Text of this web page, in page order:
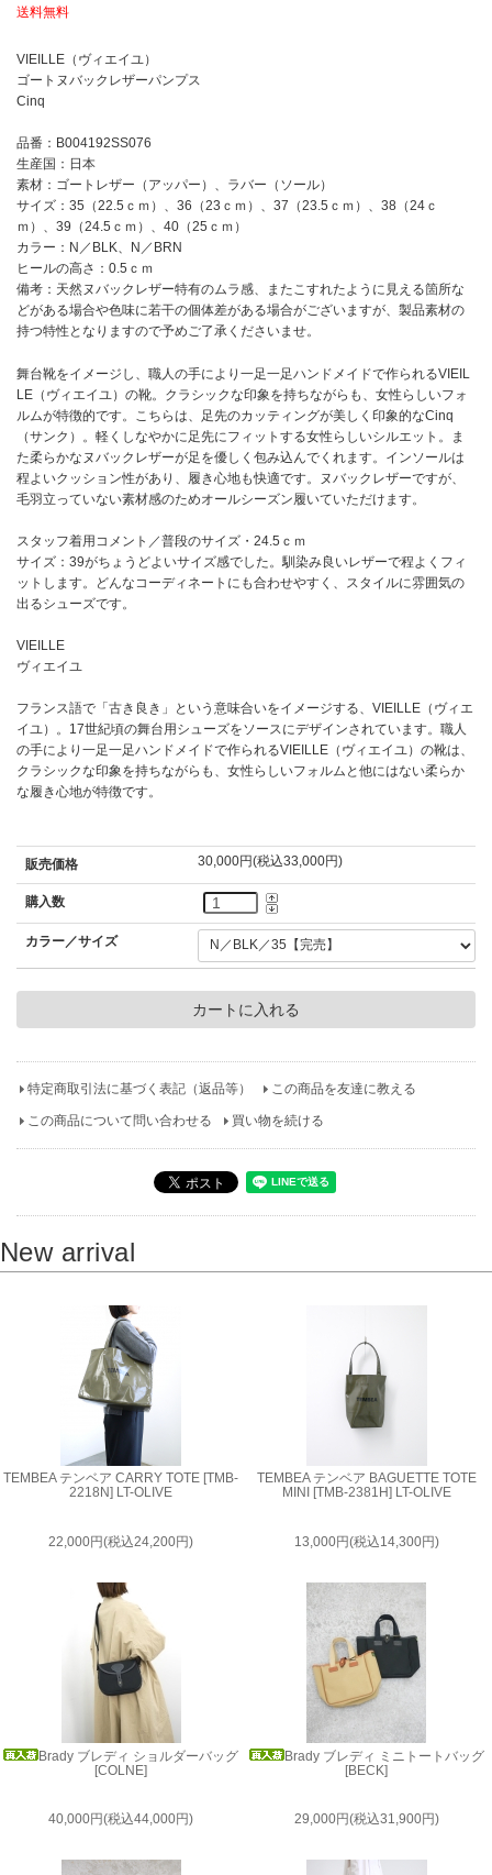
送料無料
VIEILLE（ヴィエイユ）
ゴートヌバックレザーパンプス
Cinq
品番：B004192SS076
生産国：日本
素材：ゴートレザー（アッパー）、ラバー（ソール）
サイズ：35（22.5ｃｍ）、36（23ｃｍ）、37（23.5ｃｍ）、38（24ｃ
ｍ）、39（24.5ｃｍ）、40（25ｃｍ）
カラー：N／BLK、N／BRN
ヒールの高さ：0.5ｃｍ
備考：天然ヌバックレザー特有のムラ感、またこすれたように見える箇所な
どがある場合や色味に若干の個体差がある場合がございますが、製品素材の
持つ特性となりますので予めご了承くださいませ。
舞台靴をイメージし、職人の手により一足一足ハンドメイドで作られるVIEIL
LE（ヴィエイユ）の靴。クラシックな印象を持ちながらも、女性らしいフォ
ルムが特徴的です。こちらは、足先のカッティングが美しく印象的なCinq
（サンク）。軽くしなやかに足先にフィットする女性らしいシルエット。ま
た柔らかなヌバックレザーが足を優しく包み込んでくれます。インソールは
程よいクッション性があり、履き心地も快適です。ヌバックレザーですが、
毛羽立っていない素材感のためオールシーズン履いていただけます。
スタッフ着用コメント／普段のサイズ・24.5ｃｍ
サイズ：39がちょうどよいサイズ感でした。馴染み良いレザーで程よくフィ
ットします。どんなコーディネートにも合わせやすく、スタイルに雰囲気の
出るシューズです。
VIEILLE
ヴィエイユ
フランス語で「古き良き」という意味合いをイメージする、VIEILLE（ヴィエ
イユ）。17世紀頃の舞台用シューズをソースにデザインされています。職人
の手により一足一足ハンドメイドで作られるVIEILLE（ヴィエイユ）の靴は、
クラシックな印象を持ちながらも、女性らしいフォルムと他にはない柔らか
な履き心地が特徴です。
販売価格 30,000円(税込33,000円)
購入数
カラー／サイズ
特定商取引法に基づく表記（返品等） この商品を友達に教える
この商品について問い合わせる 買い物を続ける
New arrival
TEMBEA テンベア CARRY TOTE [TMB-
2218N] LT-OLIVE
22,000円(税込24,200円)
TEMBEA テンベア BAGUETTE TOTE
MINI [TMB-2381H] LT-OLIVE
13,000円(税込14,300円)
Brady ブレディ ショルダーバッグ
[COLNE]
40,000円(税込44,000円)
Brady ブレディ ミニトートバッグ
[BECK]
29,000円(税込31,900円)